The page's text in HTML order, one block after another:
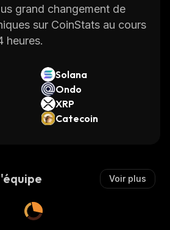
grand changement de
sur CoinStats au cours
heures.
Solana
Ondo
XRP
Catecoin
Voir plus